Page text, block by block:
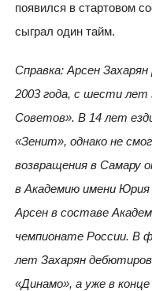
появился в стартовом
сыграл один тайм.
Справка: Арсен
2003 года, с шести лет
Советов». В 14 лет
«Зенит», однако не
возвращения в Самару
в Академию имени Юрия
Арсен в составе
чемпионате России. В
лет Захарян
«Динамо», а уже в